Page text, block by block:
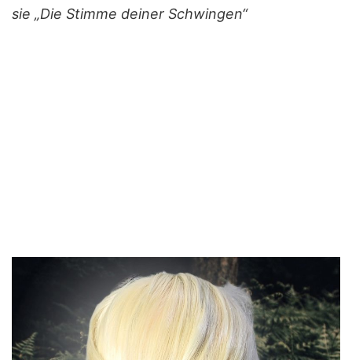
sie „Die Stimme deiner Schwingen“